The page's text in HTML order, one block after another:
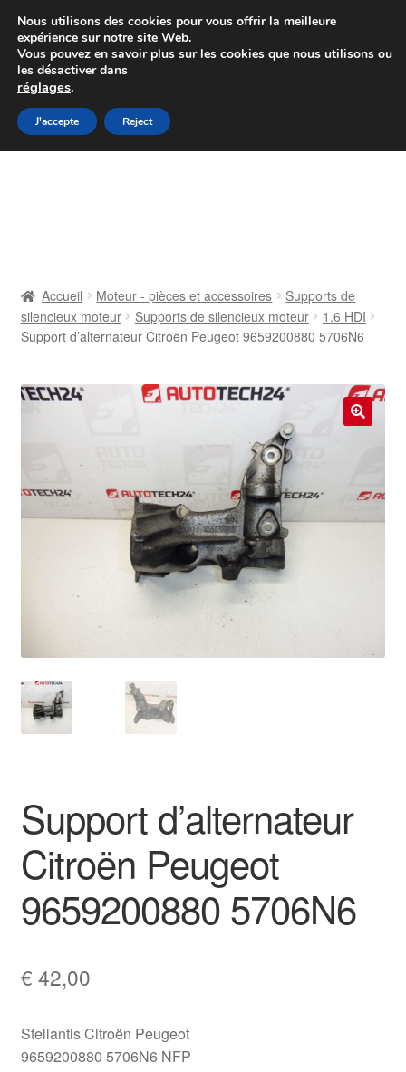
Colissimo livraison à partir de 7 EUR
Du lundi au vendredi de 9 h à 16 h
Aller
à
Aller
au
Contact
Mon compte
Paiements
Politique de confidentialité
Procédure de Réclamation
Accueil Moteur - pièces et accessoires
Supports de
silencieux moteur
Supports de silencieux moteur
1.6 HDI
Support d’alternateur Citroën Peugeot 9659200880 5706N6
Support d’alternateur
Citroën Peugeot
9659200880 5706N6
€ 42,00
Stellantis Citroën Peugeot
9659200880 5706N6 NFP
Nous utilisons des cookies pour vous offrir la meilleure
expérience sur notre site Web.
Vous pouvez en savoir plus sur les cookies que nous utilisons ou
les désactiver dans
réglages.
J'accepte Reject